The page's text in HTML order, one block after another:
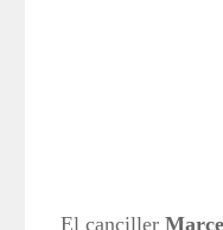
El canciller